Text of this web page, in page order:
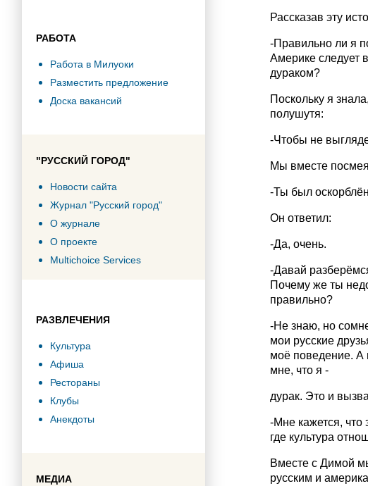
РАБОТА
Работа в Милуоки
Разместить предложение
Доска вакансий
"РУССКИЙ ГОРОД"
Новости сайта
Журнал "Русский город"
О журнале
О проекте
Multichoice Services
РАЗВЛЕЧЕНИЯ
Культура
Афиша
Рестораны
Клубы
Анекдоты
МЕДИА
Рассказав эту
-Правильно ли я
Америке следует
дураком?
Поскольку я
полушутя:
-Чтобы не
Мы вместе
-Ты был
Он ответил:
-Да, очень.
-Давай
Почему же ты
правильно?
-Не знаю, но
мои русские
моё поведение. А
мне, что я -
дурак. Это и
-Мне кажется, что
где культура
Вместе с Димой
русским и